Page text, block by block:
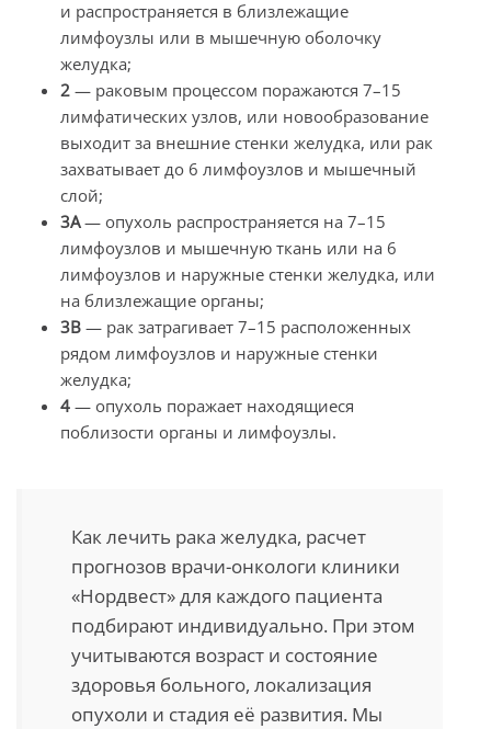
и распространяется в близлежащие
лимфоузлы или в мышечную оболочку
желудка;
2 — раковым процессом поражаются 7–15
лимфатических узлов, или новообразование
выходит за внешние стенки желудка, или рак
захватывает до 6 лимфоузлов и мышечный
слой;
3А— опухоль распространяется на 7–15
лимфоузлов и мышечную ткань или на 6
лимфоузлов и наружные стенки желудка, или
на близлежащие органы;
3В — рак затрагивает 7–15 расположенных
рядом лимфоузлов и наружные стенки
желудка;
4 — опухоль поражает находящиеся
поблизости органы и лимфоузлы.
Как лечить рака желудка, расчет
прогнозов врачи-онкологи клиники
«Нордвест» для каждого пациента
подбирают индивидуально. При этом
учитываются возраст и состояние
здоровья больного, локализация
опухоли и стадия её развития. Мы